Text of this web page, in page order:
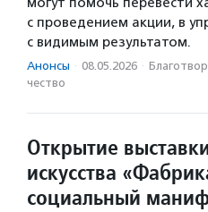
с проведением акции, в
с видимым результатом.
Анонсы · 08.05.2026 ·
чест­во
Открытие
искусства
социальный